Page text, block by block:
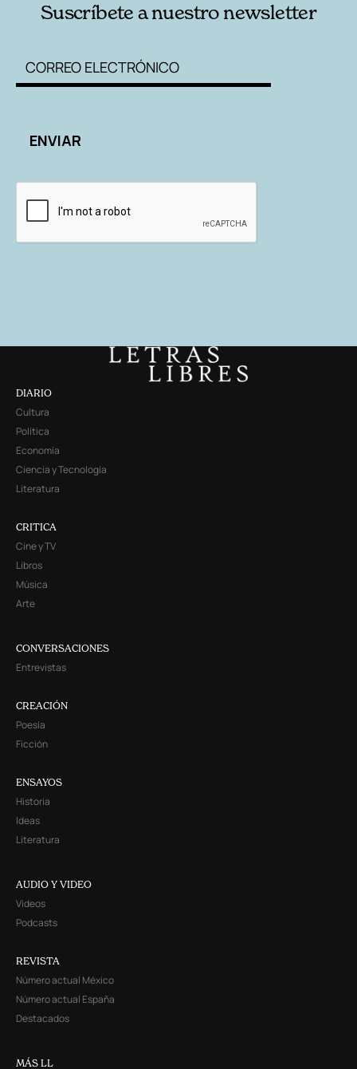
Suscríbete a nuestro newsletter
DIARIO
Cultura
Política
Economía
Ciencia y Tecnología
Literatura
CRITICA
Cine y TV
Libros
Música
Arte
CONVERSACIONES
Entrevistas
CREACIÓN
Poesía
Ficción
ENSAYOS
Historia
Ideas
Literatura
AUDIO Y VIDEO
Videos
Podcasts
REVISTA
Número actual México
Número actual España
Destacados
MÁS LL